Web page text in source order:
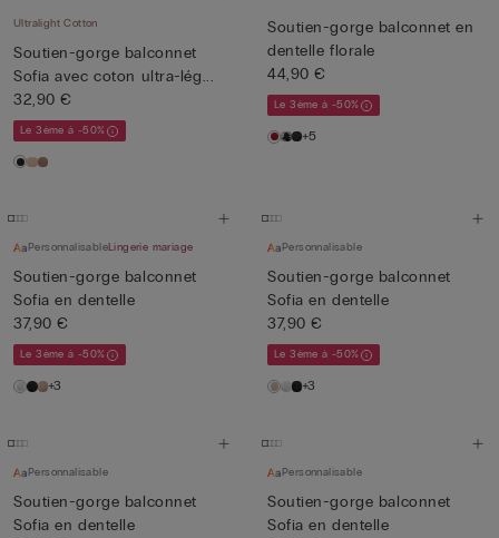
Ultralight Cotton
Soutien-gorge balconnet
Sofia avec coton ultra-lég...
32,90 €
Le 3ème à -50%
Soutien-gorge balconnet en
dentelle florale
44,90 €
Le 3ème à -50%
+5
PersonnalisableLingerie mariage
Soutien-gorge balconnet
Sofia en dentelle
37,90 €
Le 3ème à -50%
+3
Personnalisable
Soutien-gorge balconnet
Sofia en dentelle
37,90 €
Le 3ème à -50%
+3
Personnalisable
Soutien-gorge balconnet
Sofia en dentelle
Personnalisable
Soutien-gorge balconnet
Sofia en dentelle